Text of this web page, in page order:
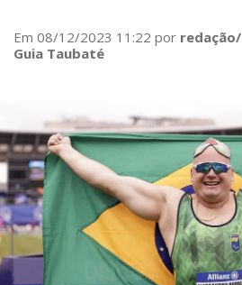
Em 08/12/2023 11:22 por redação/
Guia Taubaté